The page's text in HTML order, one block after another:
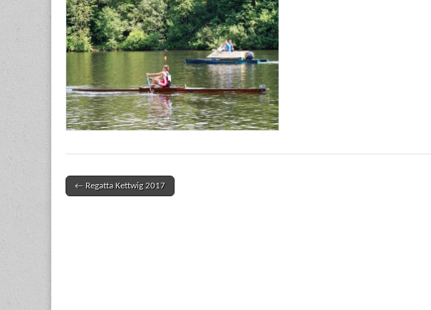
Post navigation
← Regatta Kettwig 2017